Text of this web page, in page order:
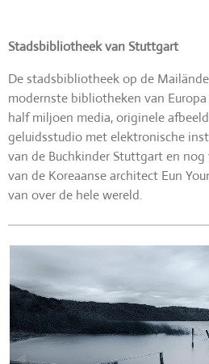
Stadsbibliotheek van Stuttgart
De stadsbibliotheek op de
modernste bibliotheken van
half miljoen media, originele
geluidsstudio met elektronische
van de Buchkinder Stuttgart en nog
van de Koreaanse architect Eun
van over de hele wereld.